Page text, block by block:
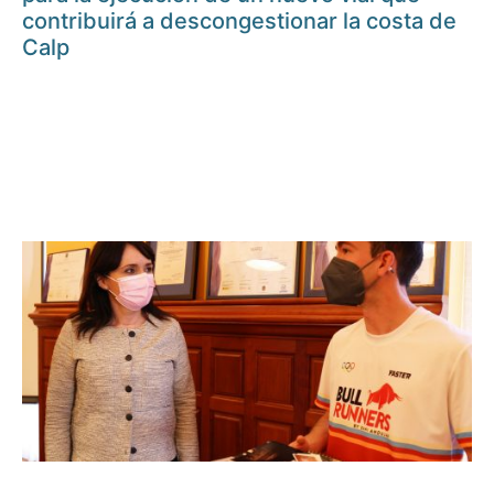
contribuirá a descongestionar la costa de
Calp